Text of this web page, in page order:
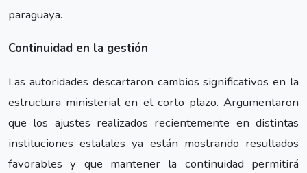
paraguaya.
Continuidad en la gestión
Las autoridades descartaron cambios significativos en la
estructura ministerial en el corto plazo. Argumentaron
que los ajustes realizados recientemente en distintas
instituciones estatales ya están mostrando resultados
favorables y que mantener la continuidad permitirá